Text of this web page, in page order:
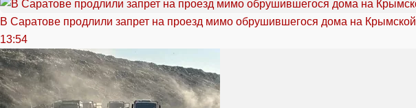
В Саратове продлили запрет на проезд мимо обрушившегося дома на Крымской
13:54